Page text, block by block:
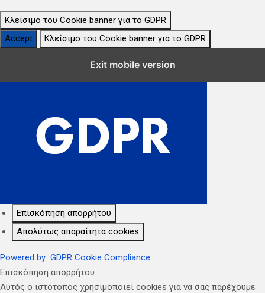
Κλείσιμο του Cookie banner για το GDPR
Accept
Κλείσιμο του Cookie banner για το GDPR
Exit mobile version
Επισκόπηση απορρήτου
Απολύτως απαραίτητα cookies
Powered by GDPR Cookie Compliance
Επισκόπηση απορρήτου
Αυτός ο ιστότοπος χρησιμοποιεί cookies για να σας παρέχουμε